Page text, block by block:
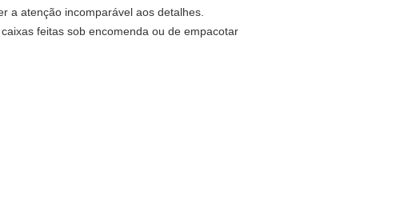
a atenção incomparável aos detalhes.
feitas sob encomenda ou de empacotar